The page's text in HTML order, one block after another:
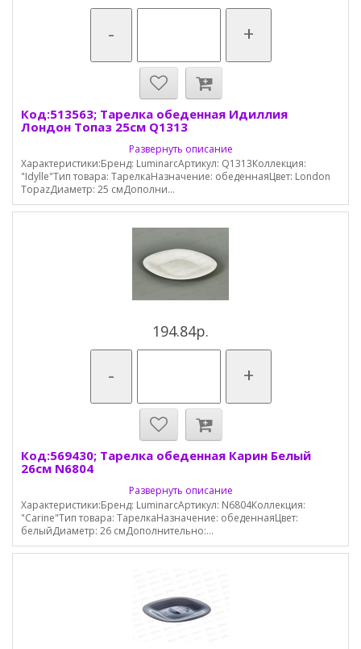
- +
Код:513563; Тарелка обеденная Идиллия
Лондон Топаз 25см Q1313
Развернуть описание
Характеристики:Бренд: LuminarcАртикул: Q1313Коллекция:
"Idylle"Тип товара: ТарелкаНазначение: обеденнаяЦвет: London
TopazДиаметр: 25 смДополни...
194.84р.
- +
Код:569430; Тарелка обеденная Карин Белый
26см N6804
Развернуть описание
Характеристики:Бренд: LuminarcАртикул: N6804Коллекция:
"Carine"Тип товара: ТарелкаНазначение: обеденнаяЦвет:
белыйДиаметр: 26 смДополнительно:...